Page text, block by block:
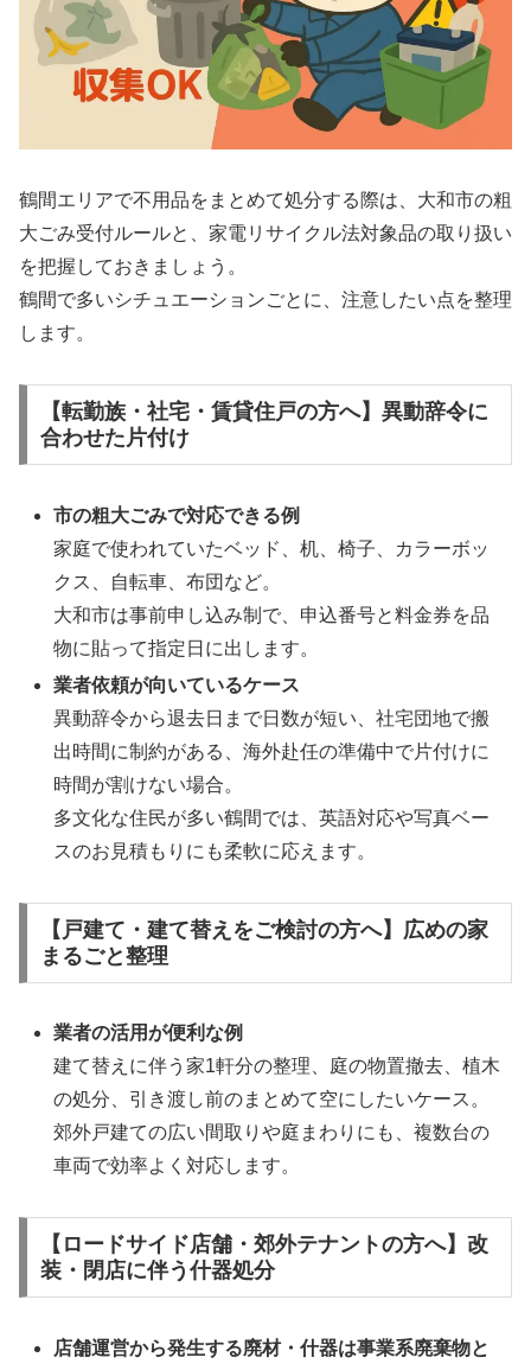
鶴間エリアで不用品をまとめて処分する際は、大和市の粗
大ごみ受付ルールと、家電リサイクル法対象品の取り扱い
を把握しておきましょう。
鶴間で多いシチュエーションごとに、注意したい点を整理
します。
【転勤族・社宅・賃貸住戸の方へ】異動辞令に
合わせた片付け
市の粗大ごみで対応できる例
家庭で使われていたベッド、机、椅子、カラーボッ
クス、自転車、布団など。
大和市は事前申し込み制で、申込番号と料金券を品
物に貼って指定日に出します。
業者依頼が向いているケース
異動辞令から退去日まで日数が短い、社宅団地で搬
出時間に制約がある、海外赴任の準備中で片付けに
時間が割けない場合。
多文化な住民が多い鶴間では、英語対応や写真ベー
スのお見積もりにも柔軟に応えます。
【戸建て・建て替えをご検討の方へ】広めの家
まるごと整理
業者の活用が便利な例
建て替えに伴う家1軒分の整理、庭の物置撤去、植木
の処分、引き渡し前のまとめて空にしたいケース。
郊外戸建ての広い間取りや庭まわりにも、複数台の
車両で効率よく対応します。
【ロードサイド店舗・郊外テナントの方へ】改
装・閉店に伴う什器処分
店舗運営から発生する廃材・什器は事業系廃棄物と